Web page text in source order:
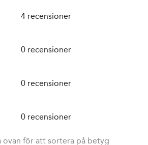
4 recensioner
0 recensioner
0 recensioner
0 recensioner
ovan för att sortera på betyg